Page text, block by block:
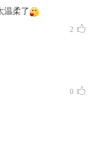
温柔了
2
0